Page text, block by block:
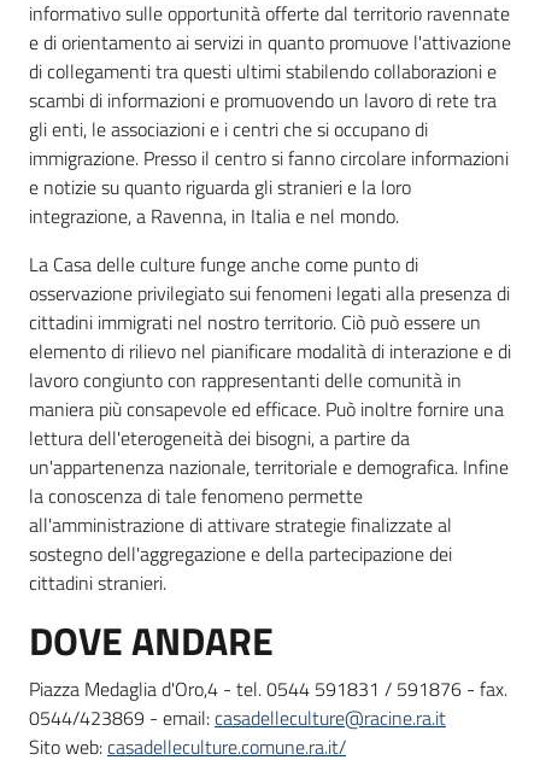
informativo sulle opportunità offerte dal territorio ravennate
e di orientamento ai servizi in quanto promuove l'attivazione
di collegamenti tra questi ultimi stabilendo collaborazioni e
scambi di informazioni e promuovendo un lavoro di rete tra
gli enti, le associazioni e i centri che si occupano di
immigrazione. Presso il centro si fanno circolare informazioni
e notizie su quanto riguarda gli stranieri e la loro
integrazione, a Ravenna, in Italia e nel mondo.
La Casa delle culture funge anche come punto di
osservazione privilegiato sui fenomeni legati alla presenza di
cittadini immigrati nel nostro territorio. Ciò può essere un
elemento di rilievo nel pianificare modalità di interazione e di
lavoro congiunto con rappresentanti delle comunità in
maniera più consapevole ed efficace. Può inoltre fornire una
lettura dell'eterogeneità dei bisogni, a partire da
un'appartenenza nazionale, territoriale e demografica. Infine
la conoscenza di tale fenomeno permette
all'amministrazione di attivare strategie finalizzate al
sostegno dell'aggregazione e della partecipazione dei
cittadini stranieri.
DOVE ANDARE
Piazza Medaglia d'Oro,4 - tel. 0544 591831 / 591876 - fax.
0544/423869 - email:casadelleculture@racine.ra.it
Sito web:casadelleculture.comune.ra.it/